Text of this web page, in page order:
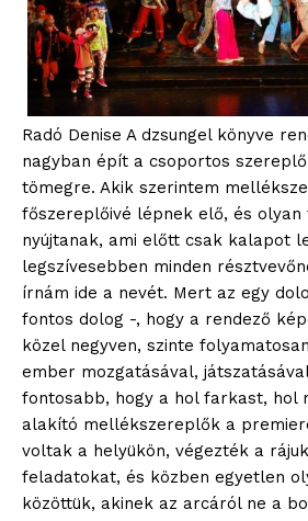
Radó Denise A dzsungel könyve
nagyban épít a csoportos
tömegre. Akik szerintem
főszereplőivé lépnek elő, és
nyújtanak, ami előtt csak kalapot
legszívesebben minden
írnám ide a nevét. Mert az egy
fontos dolog -, hogy a rendező
közel negyven, szinte
ember mozgatásával,
fontosabb, hogy a hol farkast, hol
alakító mellékszereplők a
voltak a helyükön, végezték a
feladatokat, és közben egyetlen
közöttük, akinek az arcáról ne a